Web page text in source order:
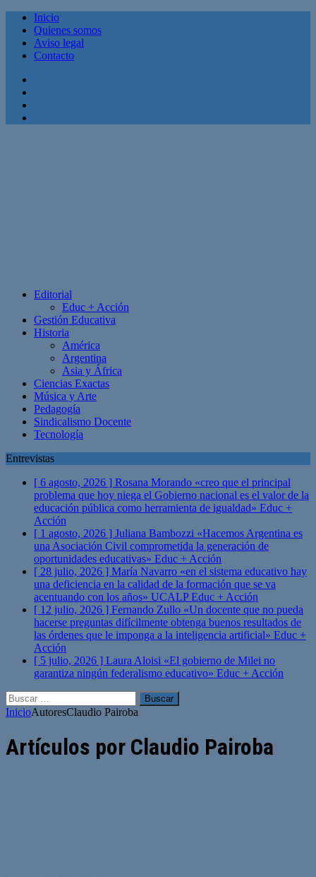
Inicio
Quienes somos
Aviso legal
Contacto
Editorial
Educ + Acción
Gestión Educativa
Historia
América
Argentina
Asia y África
Ciencias Exactas
Música y Arte
Pedagogía
Sindicalismo Docente
Tecnología
Entrevistas
[ 6 agosto, 2026 ] Rosana Morando «creo que el principal
problema que hoy niega el Gobierno nacional es el valor de la
educación pública como herramienta de igualdad» Educ +
Acción
[ 1 agosto, 2026 ] Juliana Bambozzi «Hacemos Argentina es
una Asociación Civil comprometida la generación de
oportunidades educativas» Educ + Acción
[ 28 julio, 2026 ] María Navarro «en el sistema educativo hay
una deficiencia en la calidad de la formación que se va
acentuando con los años» UCALPEduc + Acción
[ 12 julio, 2026 ] Fernando Zullo «Un docente que no pueda
hacerse preguntas difícilmente obtenga buenos resultados de
las órdenes que le imponga a la inteligencia artificial» Educ +
Acción
[ 5 julio, 2026 ] Laura Aloisi «El gobierno de Milei no
garantiza ningún federalismo educativo» Educ + Acción
Buscar:
InicioAutoresClaudio Pairoba
Artículos por Claudio Pairoba